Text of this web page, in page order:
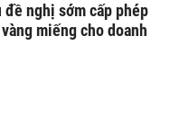
nghị sớm cấp phép
miếng cho doanh